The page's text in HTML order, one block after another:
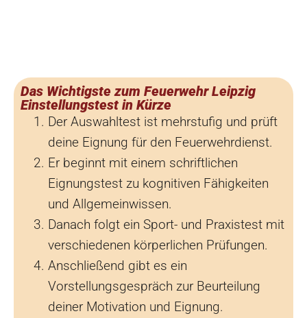
Das Wichtigste zum Feuerwehr Leipzig
Einstellungstest in Kürze
Der Auswahltest ist mehrstufig und prüft
deine Eignung für den Feuerwehrdienst.
Er beginnt mit einem schriftlichen
Eignungstest zu kognitiven Fähigkeiten
und Allgemeinwissen.
Danach folgt ein Sport- und Praxistest mit
verschiedenen körperlichen Prüfungen.
Anschließend gibt es ein
Vorstellungsgespräch zur Beurteilung
deiner Motivation und Eignung.